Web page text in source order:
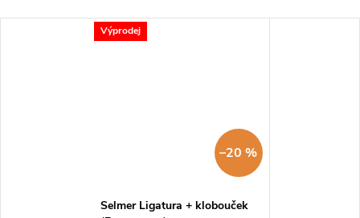
Výprodej
–20 %
Selmer Ligatura + klobouček